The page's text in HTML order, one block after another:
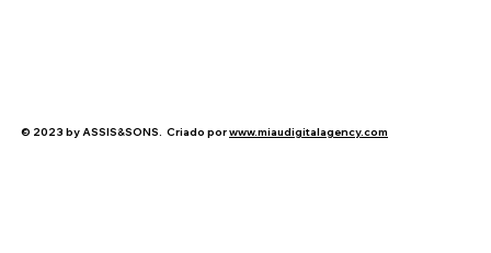
© 2023 by ASSIS&SONS. Criado porwww.miaudigitalagency.com